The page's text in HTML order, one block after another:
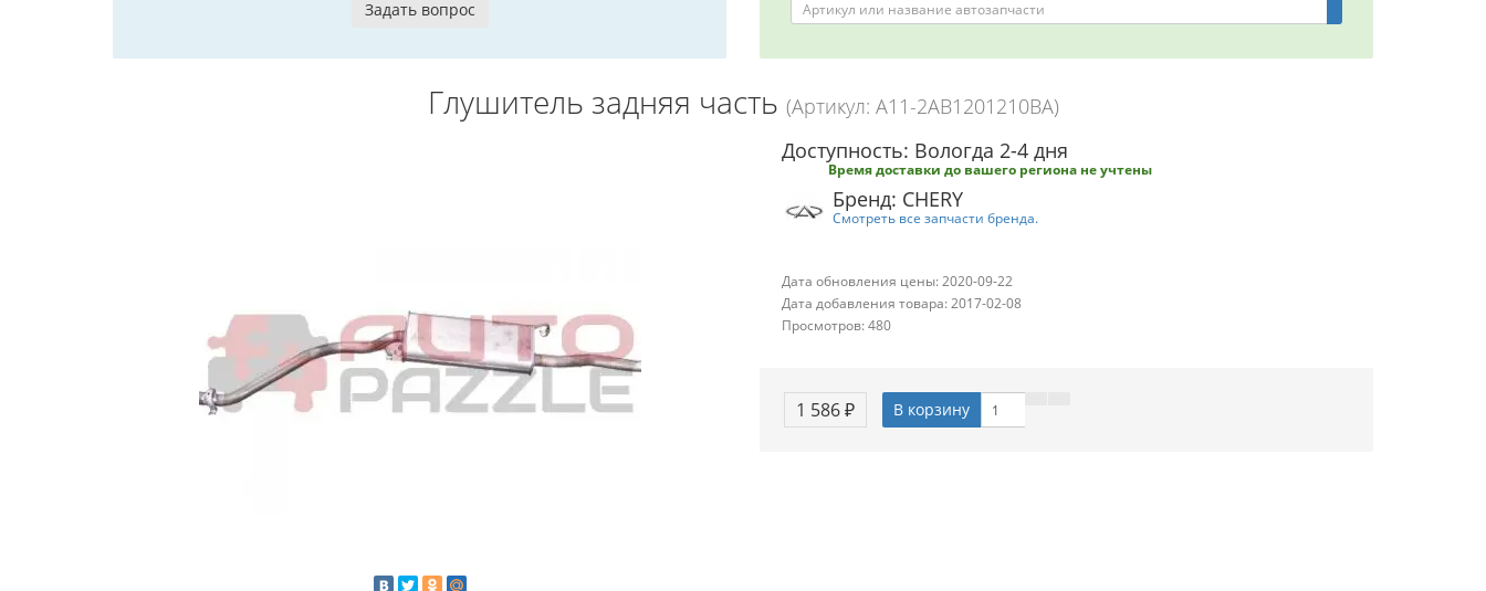
Задать вопрос
Глушитель задняя часть (Артикул: A11-2AB1201210BA)
Доступность: Вологда 2-4 дня
Время доставки до вашего региона не учтены
Бренд: CHERY
Смотреть все запчасти бренда.
Дата обновления цены: 2020-09-22
Дата добавления товара: 2017-02-08
Просмотров: 480
1 586 ₽ В корзину